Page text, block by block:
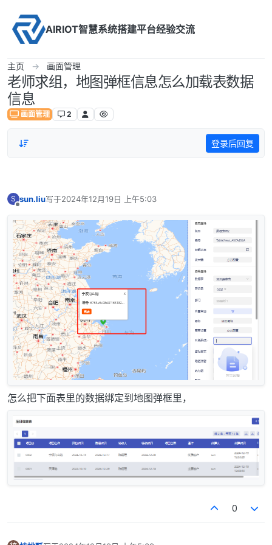
AIRIOT智慧系统搭建平台经验交流
主页 画面管理
老师求组，地图弹框信息怎么加载表数据
信息
画面管理 2
登录后回复
S sun.liu写于2024年12月19日 上午5:03
最后由 编辑
怎么把下面表里的数据绑定到地图弹框里，
0